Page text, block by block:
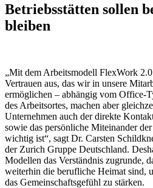
Betriebsstätten sollen
bleiben
„Mit dem Arbeitsmodell FlexWork
Vertrauen aus, das wir in unsere
ermöglichen – abhängig vom Office-
des Arbeitsortes, machen aber
Unternehmen auch der direkte
sowie das persönliche Miteinander
wichtig ist“, sagt Dr. Carsten
der Zurich Gruppe Deutschland.
Modellen das Verständnis zugrunde,
weiterhin die berufliche Heimat sind,
das Gemeinschaftsgefühl zu stärken.